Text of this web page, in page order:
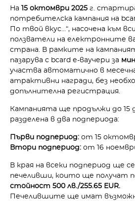
На 15 октомври 2025 г.
потребителска кампания на
По твой вкус…“, насочена към
ползватели на електронните
страна. В рамките на
пазарува с bcard е-ваучери за
участва автоматично в
атрактивни награди, без
допълнителна регистрация.
Кампанията ще продължи до 15
разделена в два подпериода:
Първи подпериод: от 15
Втори подпериод: от 16
В края на всеки подпериод ще
печеливши, които ще получат
стойност 500 лв./255.65 EUR.
Печелившите ще имат